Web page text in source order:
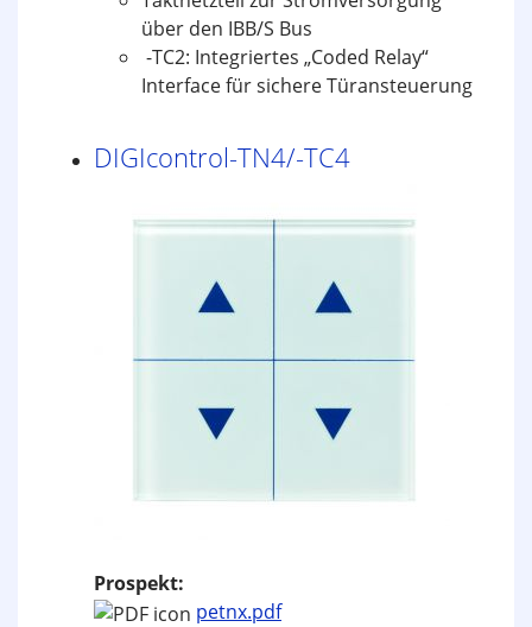
über den IBB/S Bus
-TC2: Integriertes „Coded Relay“
Interface für sichere Türansteuerung
DIGIcontrol-TN4/-TC4
Prospekt:
petnx.pdf